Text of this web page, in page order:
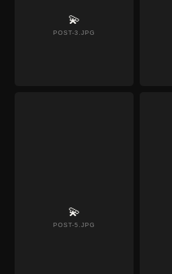
💫
POST-3.JPG
💫
POST-5.JPG